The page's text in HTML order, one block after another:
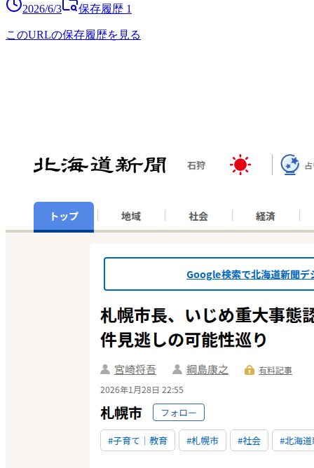
2026/6/3 保存履歴 1
このURLの保存履歴を見る